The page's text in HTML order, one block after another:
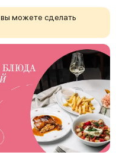
вы можете сделать